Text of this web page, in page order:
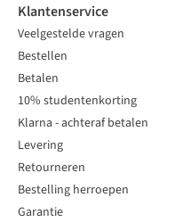
Klantenservice
Veelgestelde vragen
Bestellen
Betalen
10% studentenkorting
Klarna - achteraf betalen
Levering
Retourneren
Bestelling herroepen
Garantie